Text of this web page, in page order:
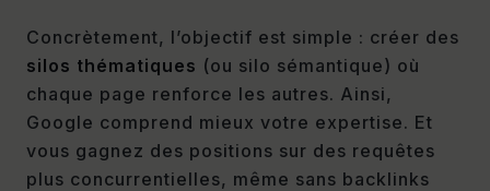
Concrètement, l’objectif est simple : créer des
silos thématiques (ou silo sémantique) où
chaque page renforce les autres. Ainsi,
Google comprend mieux votre expertise. Et
vous gagnez des positions sur des requêtes
plus concurrentielles, même sans backlinks